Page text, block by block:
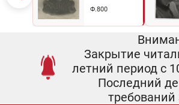
Ф.800
Закрытие
летний период с
Последний